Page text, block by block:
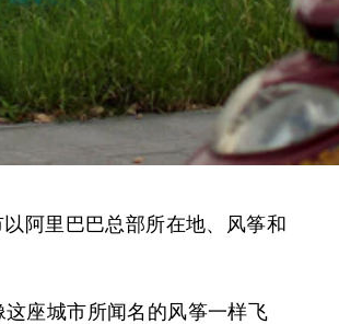
阿里巴巴总部所在地、风筝和
座城市所闻名的风筝一样飞